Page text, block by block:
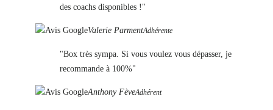
des coachs disponibles !
Valerie ParmentAdhérente
Box très sympa. Si vous voulez vous dépasser, je
recommande à 100%
Anthony FèveAdhérent